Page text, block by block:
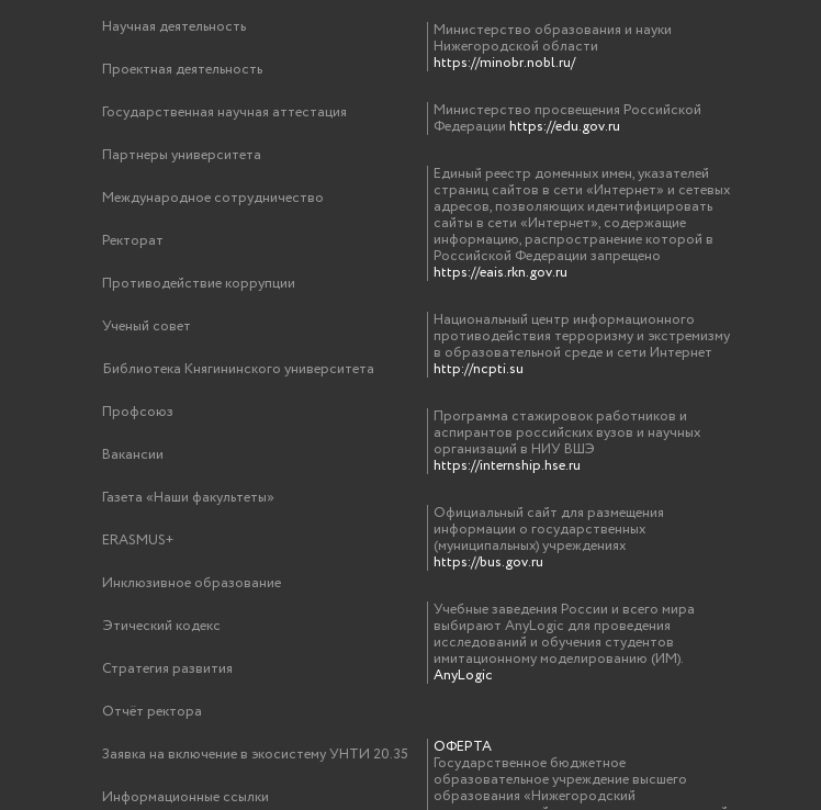
Научная деятельность
Проектная деятельность
Государственная научная аттестация
Партнеры университета
Международное сотрудничество
Ректорат
Противодействие коррупции
Ученый совет
Библиотека Княгининского университета
Профсоюз
Вакансии
Газета «Наши факультеты»
ERASMUS+
Инклюзивное образование
Этический кодекс
Стратегия развития
Отчёт ректора
Заявка на включение в экосистему УНТИ 20.35
Информационные ссылки
Министерство образования и науки
Нижегородской области
https://minobr.nobl.ru/
Министерство просвещения Российской
Федерации https://edu.gov.ru
Единый реестр доменных имен, указателей
страниц сайтов в сети «Интернет» и сетевых
адресов, позволяющих идентифицировать
сайты в сети «Интернет», содержащие
информацию, распространение которой в
Российской Федерации запрещено
https://eais.rkn.gov.ru
Национальный центр информационного
противодействия терроризму и экстремизму
в образовательной среде и сети Интернет
http://ncpti.su
Программа стажировок работников и
аспирантов российских вузов и научных
организаций в НИУ ВШЭ
https://internship.hse.ru
Официальный сайт для размещения
информации о государственных
(муниципальных) учреждениях
https://bus.gov.ru
Учебные заведения России и всего мира
выбирают AnyLogic для проведения
исследований и обучения студентов
имитационному моделированию (ИМ).
AnyLogic
ОФЕРТА
Государственное бюджетное
образовательное учреждение высшего
образования «Нижегородский